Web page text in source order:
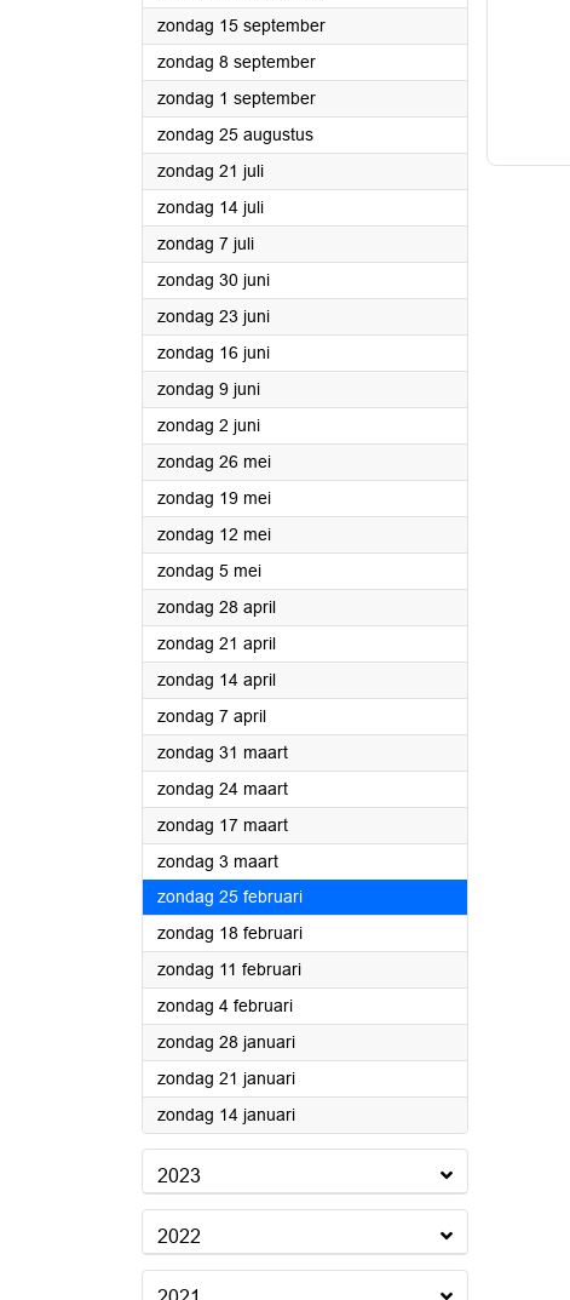
zondag 15 september2024
zondag 8 september2024
zondag 1 september2024
zondag 25 augustus2024
zondag 21 juli2024
zondag 14 juli2024
zondag 7 juli2024
zondag 30 juni2024
zondag 23 juni2024
zondag 16 juni2024
zondag 9 juni2024
zondag 2 juni2024
zondag 26 mei2024
zondag 19 mei2024
zondag 12 mei2024
zondag 5 mei2024
zondag 28 april2024
zondag 21 april2024
zondag 14 april2024
zondag 7 april2024
zondag 31 maart2024
zondag 24 maart2024
zondag 17 maart2024
zondag 3 maart2024
zondag 25 februari2024
zondag 18 februari2024
zondag 11 februari2024
zondag 4 februari2024
zondag 28 januari2024
zondag 21 januari2024
zondag 14 januari2024
2023
2022